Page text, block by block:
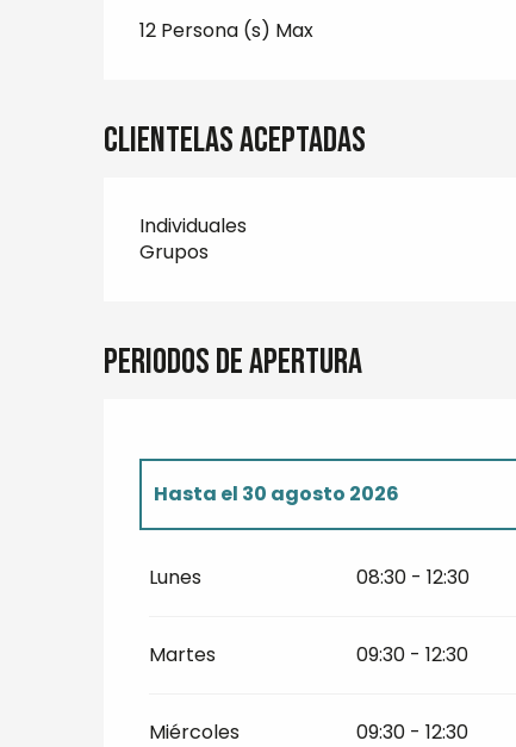
12 Persona (s) Max
Clientelas aceptadas
Individuales
Grupos
Periodos de apertura
28 junio 2026
Hasta el 30 agosto 2026
Lunes 08:30 - 12:30
Martes 09:30 - 12:30
Miércoles 09:30 - 12:30